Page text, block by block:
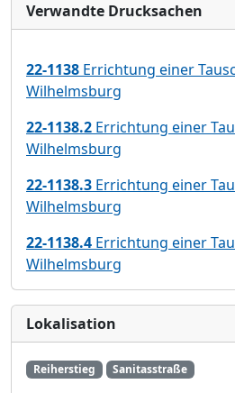
Verwandte Drucksachen
22-1138 Errichtung einer
Wilhelmsburg
22-1138.2 Errichtung einer
Wilhelmsburg
22-1138.3 Errichtung einer
Wilhelmsburg
22-1138.4 Errichtung einer
Wilhelmsburg
Lokalisation
Reiherstieg Sanitasstraße